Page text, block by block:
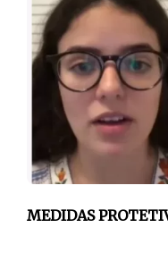
MEDIDAS